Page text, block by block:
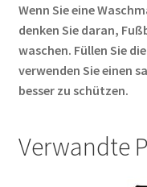
Wenn Sie eine
denken Sie daran,
waschen. Füllen Sie
verwenden Sie einen
besser zu schützen.
Verwandte